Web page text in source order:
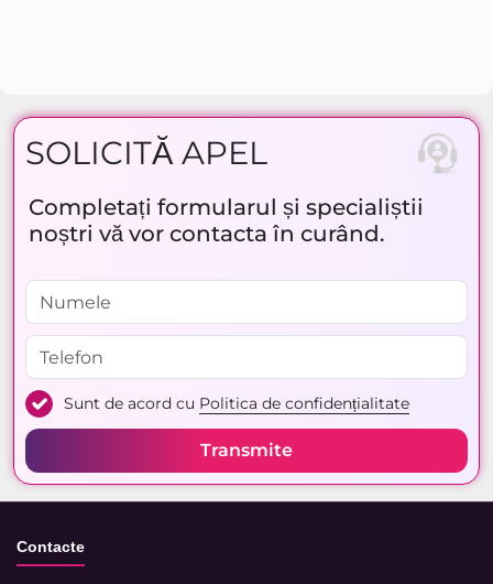
SOLICITĂ APEL
Completați formularul și specialiștii
noștri vă vor contacta în curând.
Sunt de acord cu Politica de confidențialitate
Transmite
Contacte